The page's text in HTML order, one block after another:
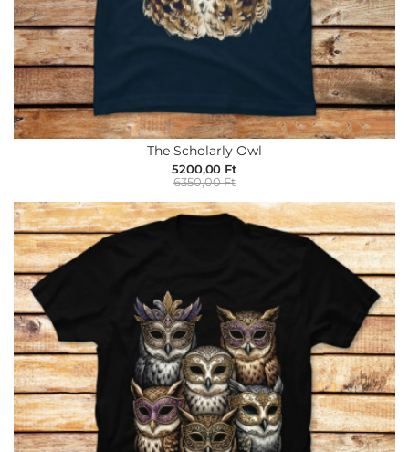
The Scholarly Owl
5200,00 Ft
6350,00 Ft